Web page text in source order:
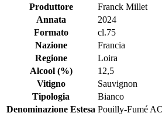
Produttore
Franck Millet
Annata
2024
Formato
cl.75
Nazione
Francia
Regione
Loira
Alcool (%)
12,5
Vitigno
Sauvignon
Tipologia
Bianco
Denominazione Estesa Pouilly-Fumé